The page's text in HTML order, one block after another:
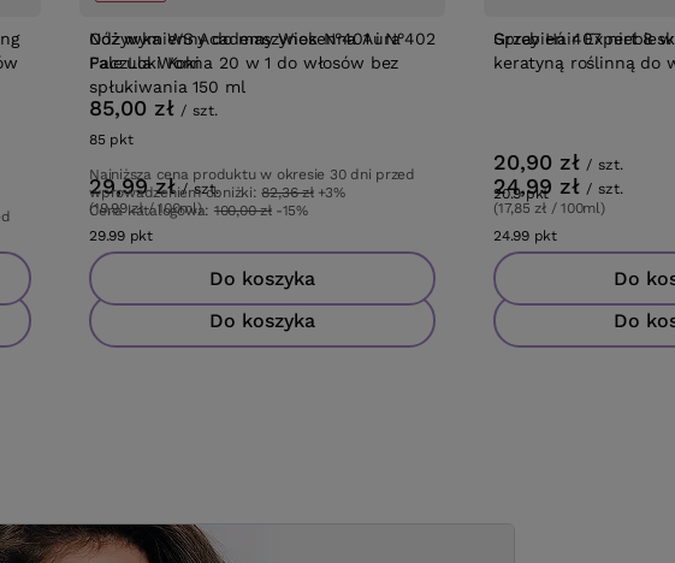
Odżywka WS Academy Wiosenna Aura
Paczula Wonna 20 w 1 do włosów bez
spłukiwania 150 ml
29,99 zł / szt.
(19,99 zł / 100ml)
29.99 pktpunktów
Do koszyka
Spray Hair Expert 8
keratyną roślinną do
24,99 zł / szt.
(17,85 zł / 100ml)
24.99 pktpunktów
Do
Nóż wymienny do maszynek N°401 i N°402
Fale Loki Koki
85,00 zł / szt.
85 pktpunktów
Najniższa cena produktu w okresie 30 dni przed
wprowadzeniem obniżki:82,36 zł +3%
Cena katalogowa: 100,00 zł -15%
Do koszyka
Grzebień 407
20,90 zł / szt.
20.9pktpunktów
Do